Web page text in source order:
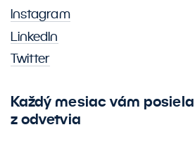
Instagram
LinkedIn
Twitter
Každý mesiac vám
z odvetvia